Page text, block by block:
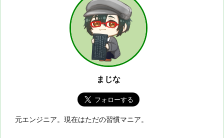
まじな
元エンジニア。現在はただの習慣マニア。